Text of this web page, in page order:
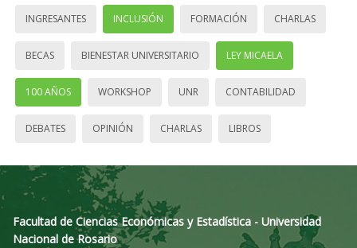
INGRESANTES INCLUSIÓN FORMACIÓN CHARLAS
BECAS BIENESTAR UNIVERSITARIO LEY MICAELA
100 AÑOS WORKSHOP UNR CONTABILIDAD
DEBATES OPINIÓN CHARLAS LIBROS
Facultad de Ciencias Económicas y Estadística - Universidad
Nacional de Rosario